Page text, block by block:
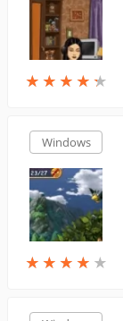
★ ★ ★ ★ ★
★ ★ ★ ★ ★
Windows
★ ★ ★ ★ ★
★ ★ ★ ★ ★